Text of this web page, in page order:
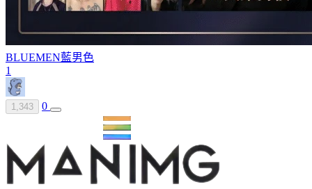
BLUEMEN藍男色
1
1,343 0